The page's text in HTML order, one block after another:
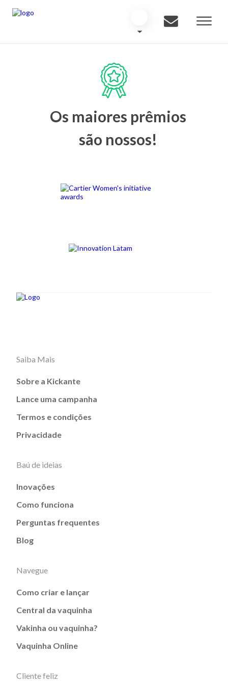
Os maiores prêmios
são nossos!
Saiba Mais
Sobre a Kickante
Lance uma campanha
Termos e condições
Privacidade
Baú de ideias
Inovações
Como funciona
Perguntas frequentes
Blog
Navegue
Como criar e lançar
Central da vaquinha
Vakinha ou vaquinha?
Vaquinha Online
Cliente feliz